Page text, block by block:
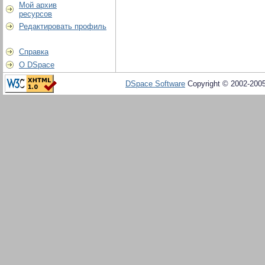
Мой архив
ресурсов
Редактировать профиль
Справка
О DSpace
DSpace Software Copyright © 2002-